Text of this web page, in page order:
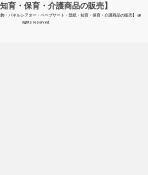
育・保育・介護商品の販売】
・パネルシアター・ペープサート・型紙・知育・保育・介護商品の販売】 all
rights reserved.